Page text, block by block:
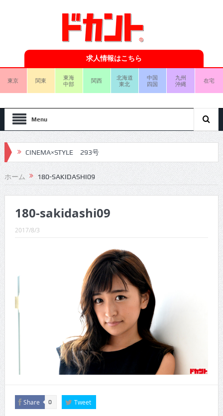
求人情報はこちら
東京 関東
東海
中部
関西
北海道
東北
中国
四国
九州
沖縄
在宅
Menu
CINEMA×STYLE 293号
CINEMA×STYLE 292号
CINEMA×STYLE 291号
CINEMA×STYLE 290号
CINEMA×STYLE 289号
CINEMA×STYLE 287号
CINEMA×STYLE 286号
CINEMA×STYLE 285号
CINEMA×STYLE 294号
ホーム 180-SAKIDASHI09
180-sakidashi09
2017/8/3
Share 0 Tweet